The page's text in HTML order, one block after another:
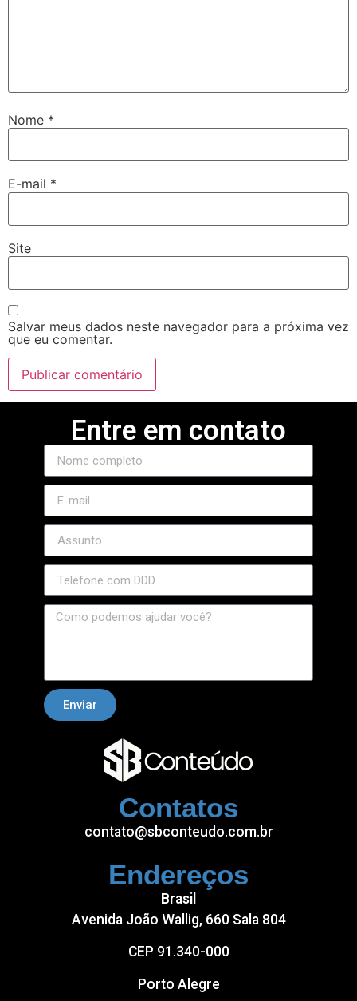
Nome *
E-mail *
Site
Salvar meus dados neste navegador para a próxima vez
que eu comentar.
Contatos
contato@sbconteudo.com.br
Endereços
Brasil
Avenida João Wallig, 660 Sala 804
CEP 91.340-000
Porto Alegre
Entre em contato
Enviar